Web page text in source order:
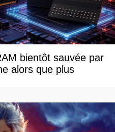
bientôt sauvée par
alors que plus